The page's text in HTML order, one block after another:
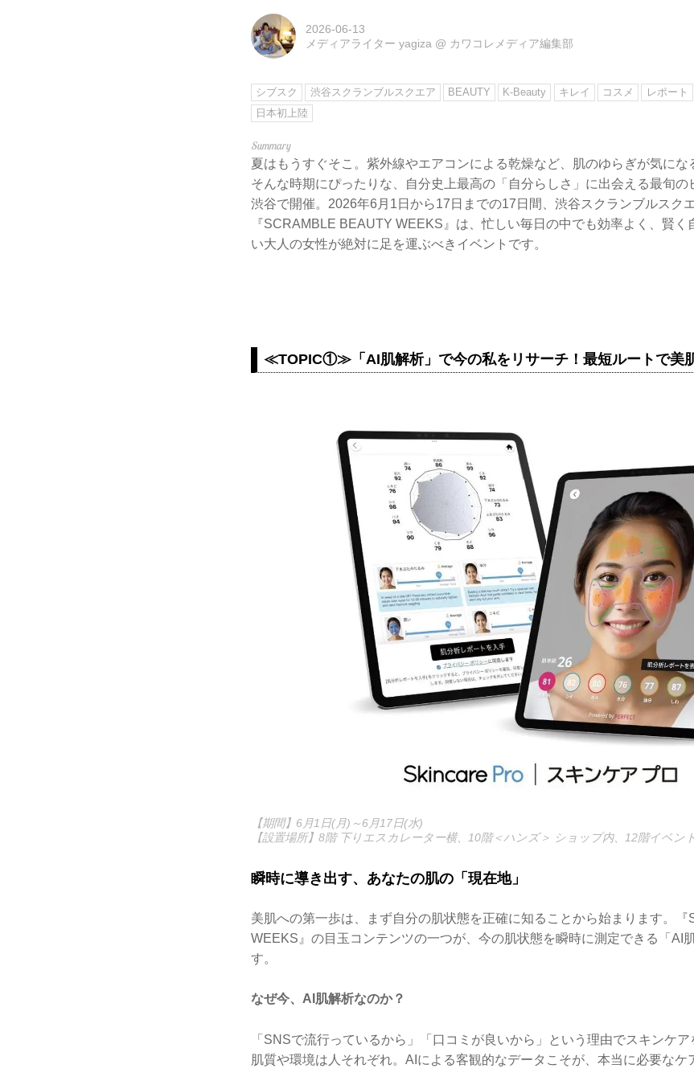
2026-06-13
メディアライター yagiza @ カワコレメディア編集部
シブスク 渋谷スクランブルスクエア BEAUTY K-Beauty キレイ コスメ レポート
日本初上陸
夏はもうすぐそこ。紫外線やエアコンによる乾燥など、肌のゆらぎが気にな
そんな時期にぴったりな、自分史上最高の「自分らしさ」に出会える最旬
渋谷で開催。2026年6月1日から17日までの17日間、渋谷スクランブルスク
『SCRAMBLE BEAUTY WEEKS』は、忙しい毎日の中でも効率よく、賢く
い大人の女性が絶対に足を運ぶべきイベントです。
≪TOPIC①≫「AI肌解析」で今の私をリサーチ！最短ルートで美
【期間】6月1日(月)～6月17日(水)
【設置場所】8階 下りエスカレーター横、10階＜ハンズ＞ ショップ内、12階イベン
瞬時に導き出す、あなたの肌の「現在地」
美肌への第一歩は、まず自分の肌状態を正確に知ることから始まります。
WEEKS』の目玉コンテンツの一つが、今の肌状態を瞬時に測定できる「AI
す。
なぜ今、AI肌解析なのか？
「SNSで流行っているから」「口コミが良いから」という理由でスキンケア
肌質や環境は人それぞれ。AIによる客観的なデータこそが、本当に必要なケ